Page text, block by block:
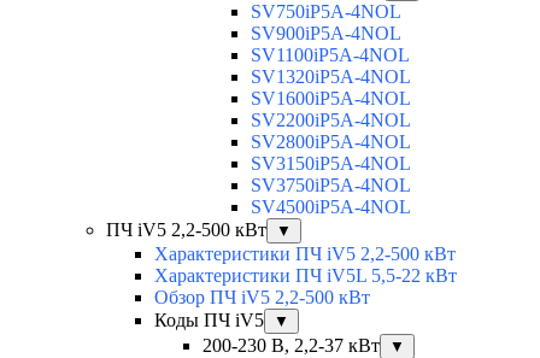
SV750iP5A-4NOL
SV900iP5A-4NOL
SV1100iP5A-4NOL
SV1320iP5A-4NOL
SV1600iP5A-4NOL
SV2200iP5A-4NOL
SV2800iP5A-4NOL
SV3150iP5A-4NOL
SV3750iP5A-4NOL
SV4500iP5A-4NOL
ПЧ iV5 2,2-500 кВт
▼
Характеристики ПЧ iV5 2,2-500 кВт
Характеристики ПЧ iV5L 5,5-22 кВт
Обзор ПЧ iV5 2,2-500 кВт
Коды ПЧ iV5
▼
200-230 В, 2,2-37 кВт ▼